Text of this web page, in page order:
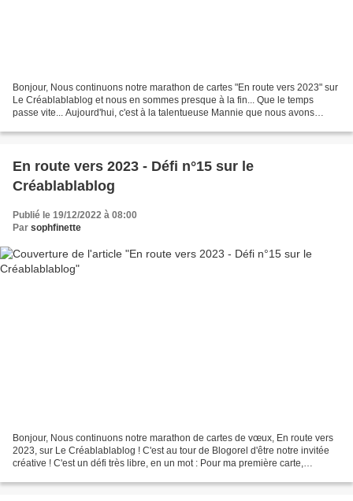
Bonjour, Nous continuons notre marathon de cartes "En route vers 2023" sur
Le Créablablablog et nous en sommes presque à la fin... Que le temps
passe vite... Aujourd'hui, c'est à la talentueuse Mannie que nous avons
En route vers 2023 - Défi n°15 sur le
Créablablablog
Publié le 19/12/2022 à 08:00
Par sophfinette
Bonjour, Nous continuons notre marathon de cartes de vœux, En route vers
2023, sur Le Créablablablog ! C'est au tour de Blogorel d'être notre invitée
créative ! C'est un défi très libre, en un mot : Pour ma première carte,